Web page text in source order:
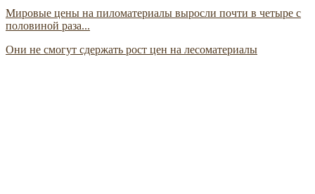
Мировые цены на пиломатериалы выросли почти в четыре с
половиной раза...
Они не смогут сдержать рост цен на лесоматериалы